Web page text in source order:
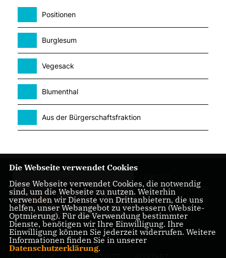
Positionen
Burglesum
Vegesack
Blumenthal
Aus der Bürgerschaftsfraktion
Willkommen bei der
CDU Bremen-Nord!
Die Webseite verwendet Cookies
Diese Webseite verwendet Cookies, die notwendig
sind, um die Webseite zu nutzen. Weiterhin
verwenden wir Dienste von Drittanbietern, die uns
helfen, unser Webangebot zu verbessern (Website-
Optmierung). Für die Verwendung bestimmter
Dienste, benötigen wir Ihre Einwilligung. Ihre
Einwilligung können Sie jederzeit widerrufen. Weitere
Informationen finden Sie in unserer
Datenschutzerklärung.